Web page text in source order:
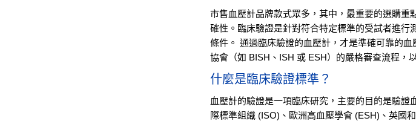
市售血壓計品牌款式眾多，其中，最重要的選購
確性。臨床驗證是針對符合特定標準的受試者進
條件。 通過臨床驗證的血壓計，才是準確可靠的
協會（如 BISH、ISH 或 ESH）的嚴格審查流程，
什麼是臨床驗證標準？
血壓計的驗證是一項臨床研究，主要的目的是驗
際標準組織 (ISO)、歐洲高血壓學會 (ESH)、英國